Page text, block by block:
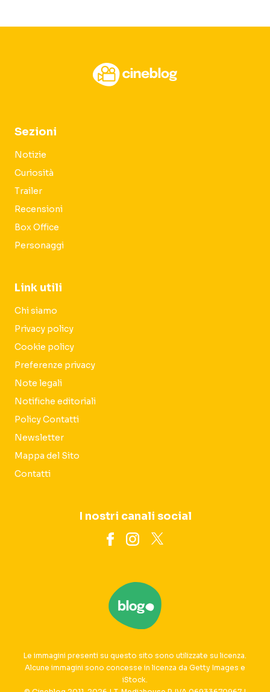
Sezioni
Notizie
Curiosità
Trailer
Recensioni
Box Office
Personaggi
Link utili
Chi siamo
Privacy policy
Cookie policy
Preferenze privacy
Note legali
Notifiche editoriali
Policy Contatti
Newsletter
Mappa del Sito
Contatti
I nostri canali social
Le immagini presenti su questo sito sono utilizzate su licenza.
Alcune immagini sono concesse in licenza da Getty Images e
iStock.